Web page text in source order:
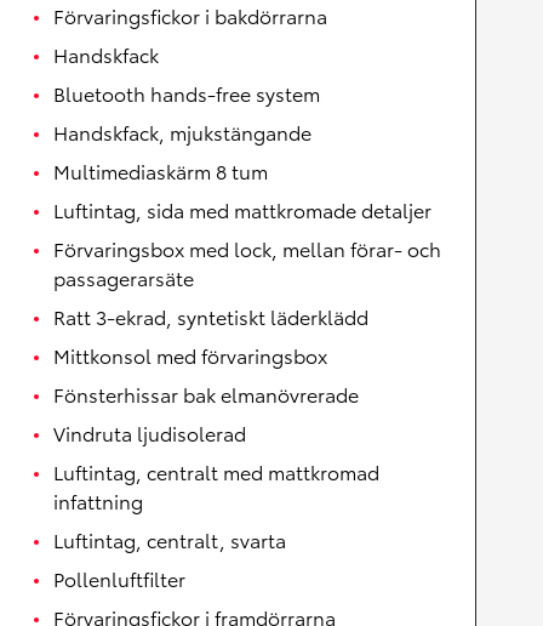
Förvaringsfickor i bakdörrarna
Handskfack
Bluetooth hands-free system
Handskfack, mjukstängande
Multimediaskärm 8 tum
Luftintag, sida med mattkromade detaljer
Förvaringsbox med lock, mellan förar- och
passagerarsäte
Ratt 3-ekrad, syntetiskt läderklädd
Mittkonsol med förvaringsbox
Fönsterhissar bak elmanövrerade
Vindruta ljudisolerad
Luftintag, centralt med mattkromad
infattning
Luftintag, centralt, svarta
Pollenluftfilter
Förvaringsfickor i framdörrarna